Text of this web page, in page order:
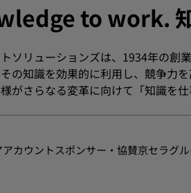
to work. 知
ソリューションズは、1934年の創
の知識を効果的に利用し、競争力
がさらなる変革に向けて「知識を
カウント スポンサー・協賛京セラグ